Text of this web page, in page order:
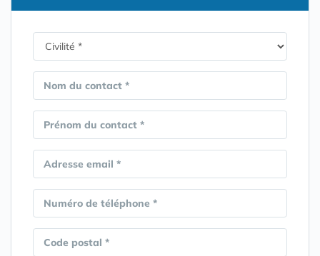
Nom du contact *
Prénom du contact *
Adresse email *
Numéro de téléphone *
Code postal *